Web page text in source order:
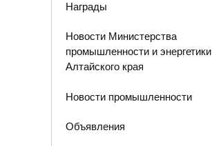
Награды
Новости Министерства
промышленности и энергетики
Алтайского края
Новости промышленности
Объявления